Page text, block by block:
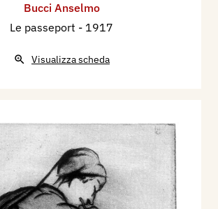
Bucci Anselmo
Le passeport - 1917
Visualizza scheda